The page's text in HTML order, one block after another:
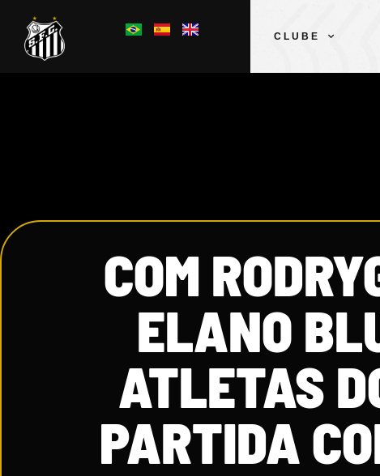
CLUBE
COM
ELANO
ATLETAS
PARTIDA